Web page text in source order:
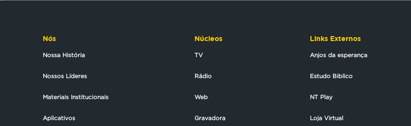
Nós
Nossa História
Nossos Líderes
Materiais Institucionais
Aplicativos
Núcleos
TV
Rádio
Web
Gravadora
Links Externos
Anjos da esperança
Estudo Biblico
NT Play
Loja Virtual